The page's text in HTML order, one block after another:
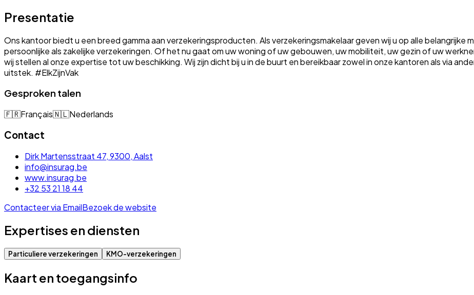
Presentatie
Ons kantoor biedt u een breed gamma aan verzekeringsproducten. Als verzekeringsmakelaar geven wij u op alle belangrijke
persoonlijke als zakelijke verzekeringen. Of het nu gaat om uw woning of uw gebouwen, uw mobiliteit, uw gezin of uw
wij stellen al onze expertise tot uw beschikking. Wij zijn dicht bij u in de buurt en bereikbaar zowel in onze kantoren als via
uitstek. #ElkZijnVak
Gesproken talen
🇫🇷Français🇳🇱Nederlands
Contact
Dirk Martensstraat 47, 9300, Aalst
info@insurag.be
www.insurag.be
+32 53 21 18 44
Contacteer via EmailBezoek de website
Expertises en diensten
Particuliere verzekeringen KMO-verzekeringen
Kaart en toegangsinfo